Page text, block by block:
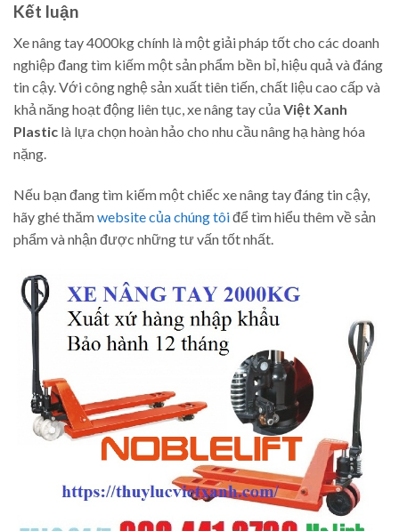
Kết luận
Xe nâng tay 4000kg chính là một giải pháp tốt cho các doanh
nghiệp đang tìm kiếm một sản phẩm bền bỉ, hiệu quả và đáng
tin cậy. Với công nghệ sản xuất tiên tiến, chất liệu cao cấp và
khả năng hoạt động liên tục, xe nâng tay củaViệt Xanh
Plastic là lựa chọn hoàn hảo cho nhu cầu nâng hạ hàng hóa
nặng.
Nếu bạn đang tìm kiếm một chiếc xe nâng tay đáng tin cậy,
hãy ghé thămwebsite của chúng tôiđể tìm hiểu thêm về sản
phẩm và nhận được những tư vấn tốt nhất.